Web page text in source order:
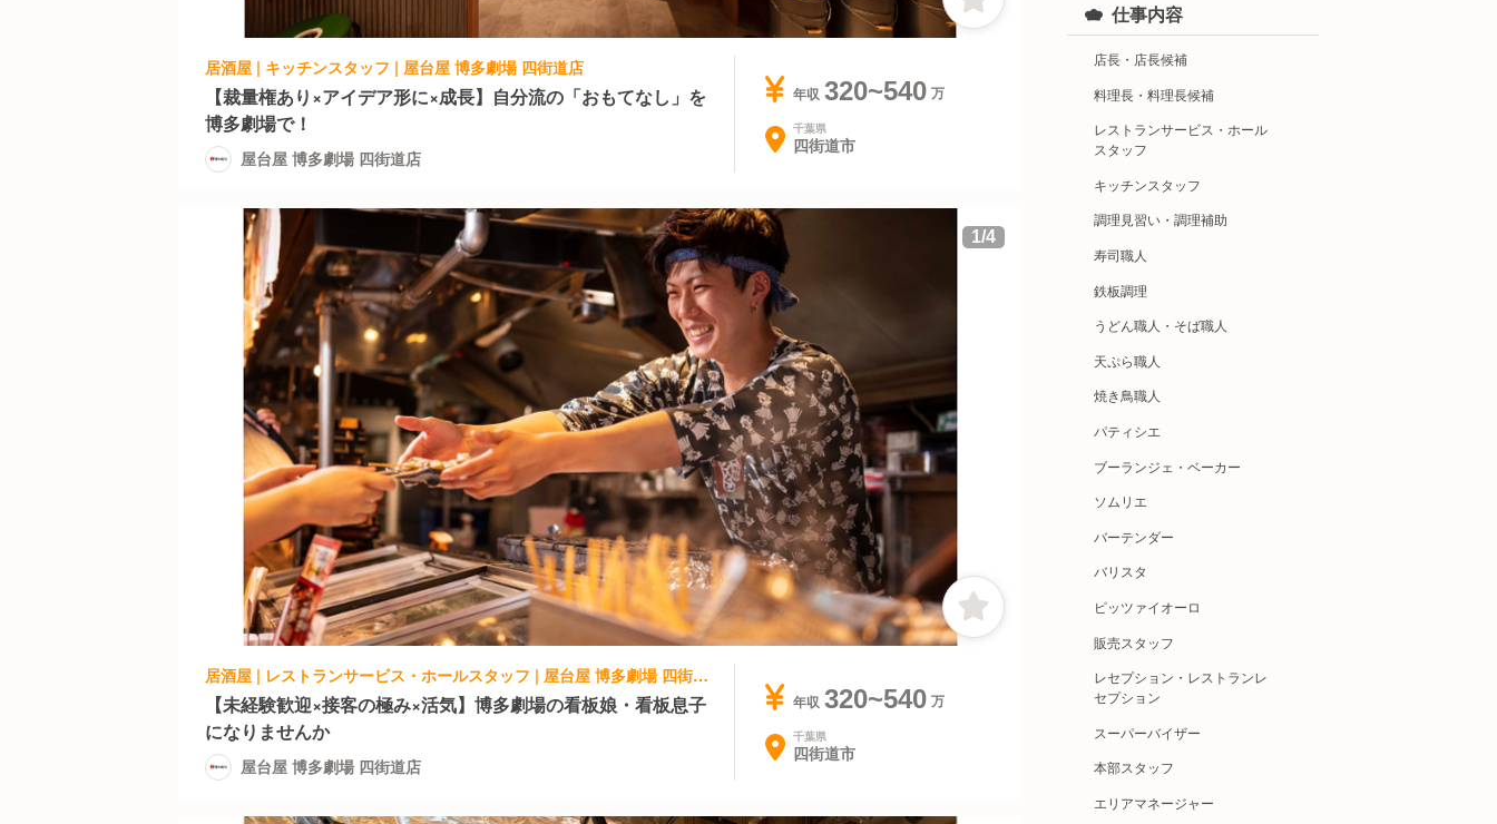
居酒屋 | キッチンスタッフ | 屋台屋 博多劇場 四街道店
【裁量権あり×アイデア形に×成長】自分流の「おもてなし」を
博多劇場で！
屋台屋 博多劇場 四街道店
年収 320~540
千葉県
四街道市
1/4
居酒屋 | レストランサービス・ホールスタッフ | 屋台屋 博多劇場 四街道店
【未経験歓迎×接客の極み×活気】博多劇場の看板娘・看板息子
になりませんか
屋台屋 博多劇場 四街道店
年収 320~540
千葉県
四街道市
仕事内容
店長・店長候補
料理長・料理長候補
レストランサービス・ホール
スタッフ
キッチンスタッフ
調理見習い・調理補助
寿司職人
鉄板調理
うどん職人・そば職人
天ぷら職人
焼き鳥職人
パティシエ
ブーランジェ・ベーカー
ソムリエ
バーテンダー
バリスタ
ピッツァイオーロ
販売スタッフ
レセプション・レストランレ
セプション
スーパーバイザー
本部スタッフ
エリアマネージャー